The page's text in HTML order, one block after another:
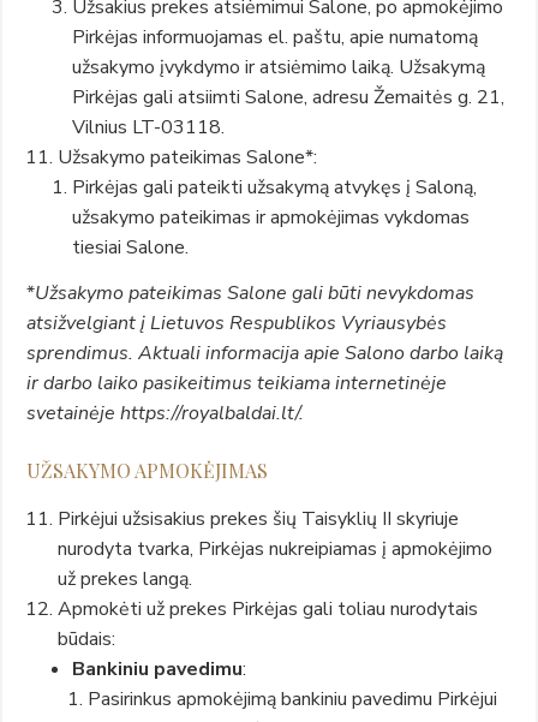
Užsakius prekes atsiėmimui Salone, po apmokėjimo
Pirkėjas informuojamas el. paštu, apie numatomą
užsakymo įvykdymo ir atsiėmimo laiką. Užsakymą
Pirkėjas gali atsiimti Salone, adresu Žemaitės g. 21,
Vilnius LT-03118.
Užsakymo pateikimas Salone*:
Pirkėjas gali pateikti užsakymą atvykęs į Saloną,
užsakymo pateikimas ir apmokėjimas vykdomas
tiesiai Salone.
*Užsakymo pateikimas Salone gali būti nevykdomas
atsižvelgiant į Lietuvos Respublikos Vyriausybės
sprendimus. Aktuali informacija apie Salono darbo laiką
ir darbo laiko pasikeitimus teikiama internetinėje
svetainėje https://royalbaldai.lt/.
UŽSAKYMO APMOKĖJIMAS
Pirkėjui užsisakius prekes šių Taisyklių II skyriuje
nurodyta tvarka, Pirkėjas nukreipiamas į apmokėjimo
už prekes langą.
Apmokėti už prekes Pirkėjas gali toliau nurodytais
būdais:
Bankiniu pavedimu:
Pasirinkus apmokėjimą bankiniu pavedimu Pirkėjui